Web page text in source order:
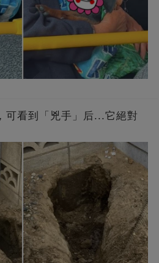
可看到「兇手」后...它絕對